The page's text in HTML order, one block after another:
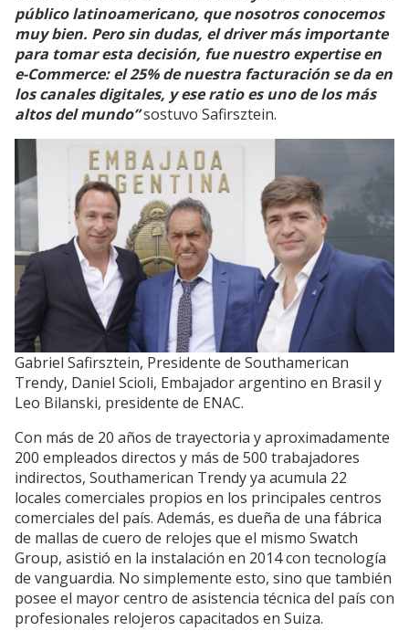
público latinoamericano, que nosotros conocemos
muy bien. Pero sin dudas, el driver más importante
para tomar esta decisión, fue nuestro expertise en
e-Commerce: el 25% de nuestra facturación se da en
los canales digitales, y ese ratio es uno de los más
altos del mundo”sostuvo Safirsztein.
Gabriel Safirsztein, Presidente de Southamerican
Trendy, Daniel Scioli, Embajador argentino en Brasil y
Leo Bilanski, presidente de ENAC.
Con más de 20 años de trayectoria y aproximadamente
200 empleados directos y más de 500 trabajadores
indirectos, Southamerican Trendy ya acumula 22
locales comerciales propios en los principales centros
comerciales del país. Además, es dueña de una fábrica
de mallas de cuero de relojes que el mismo Swatch
Group, asistió en la instalación en 2014 con tecnología
de vanguardia. No simplemente esto, sino que también
posee el mayor centro de asistencia técnica del país con
profesionales relojeros capacitados en Suiza.